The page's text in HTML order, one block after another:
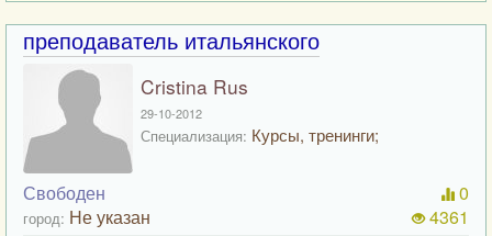
преподаватель итальянского
Cristina Rus
29-10-2012
Специализация: Курсы, тренинги;
Свободен
город: Не указан
0
4361